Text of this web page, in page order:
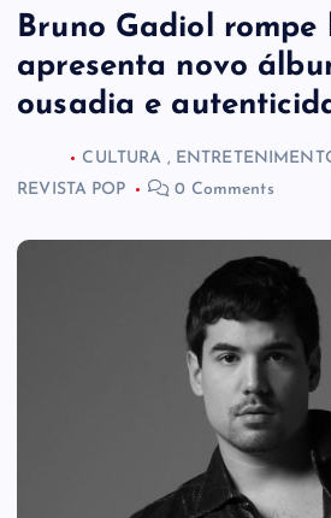
Bruno Gadiol rompe
apresenta novo
ousadia e
CULTURA ,
REVISTA POP
0 Comments